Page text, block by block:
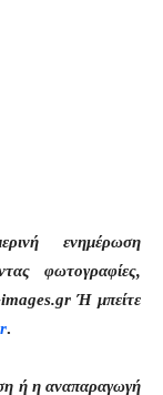
ενημέρωση
φωτογραφίες,
Ή μπείτε
.
ή η αναπαραγωγή